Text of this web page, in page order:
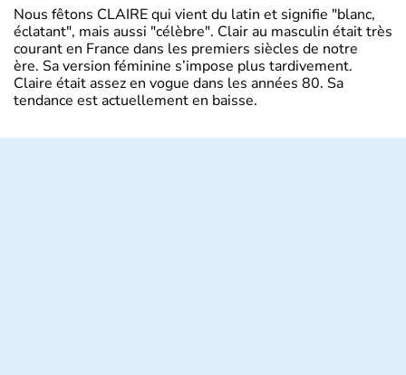
Nous fêtons CLAIRE qui vient du latin et signifie "blanc,
éclatant", mais aussi "célèbre". Clair au masculin était très
courant en France dans les premiers siècles de notre
ère. Sa version féminine s’impose plus tardivement.
Claire était assez en vogue dans les années 80. Sa
tendance est actuellement en baisse.